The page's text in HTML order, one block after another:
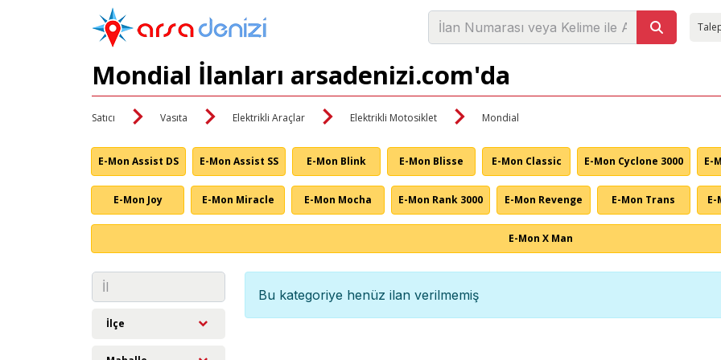
Mondial İlanları arsadenizi.com'da
Satıcı Vasıta Elektrikli Araçlar Elektrikli Motosiklet Mondial
E-Mon Assist DS E-Mon Assist SS E-Mon Blink E-Mon Blisse E-Mon Classic E-Mon Cyclone 3000 E-
E-Mon Joy E-Mon Miracle E-Mon Mocha E-Mon Rank 3000 E-Mon Revenge E-Mon Trans
E-Mon X Man
İlçe
Bu kategoriye henüz ilan verilmemiş